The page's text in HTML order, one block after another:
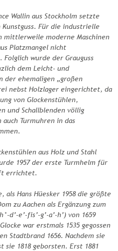
Wallin aus Stockholm setzte
Für die industrielle
mittlerweile moderne Maschinen
Platzmangel nicht
wurde der Grauguss
dem Leicht- und
der ehemaligen „großen
nebst Holzlager eingerichtet, da
von Glockenstühlen,
und Schallblenden völlig
Turmuhren in das
aus Holz und Stahl
1957 der erste Turmhelm für
errichtet.
als Hans Hüesker 1958 die größte
zu Aachen als Ergänzung zum
d’-e’-fis’-g’-a’-h’) von 1659
war erstmals 1535 gegossen
Stadtbrand 1656. Nachdem sie
1818 geborsten. Erst 1881